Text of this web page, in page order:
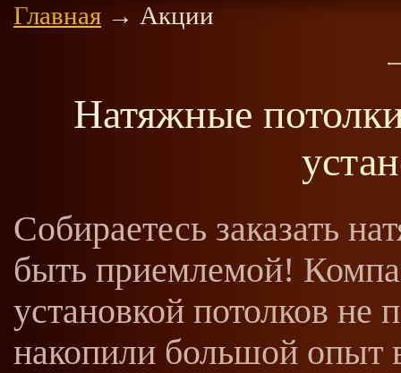
Главная → Акции
Натяжные
Собираетесь заказать
быть приемлемой!
установкой потолков
накопили большой опыт